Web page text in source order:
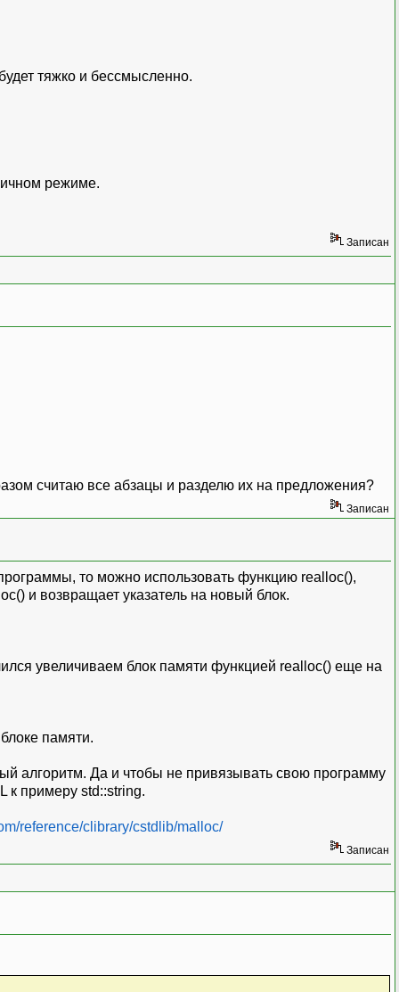
тяжко и бессмысленно.
режиме.
Записан
считаю все абзацы и разделю их на предложения?
Записан
то можно использовать функцию realloc(),
и возвращает указатель на новый блок.
увеличиваем блок памяти функцией realloc() еще на
памяти.
алгоритм. Да и чтобы не привязывать свою программу
к примеру std::string.
reference/clibrary/cstdlib/malloc/
Записан